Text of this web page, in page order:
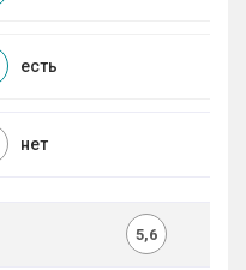
есть
нет
5,6